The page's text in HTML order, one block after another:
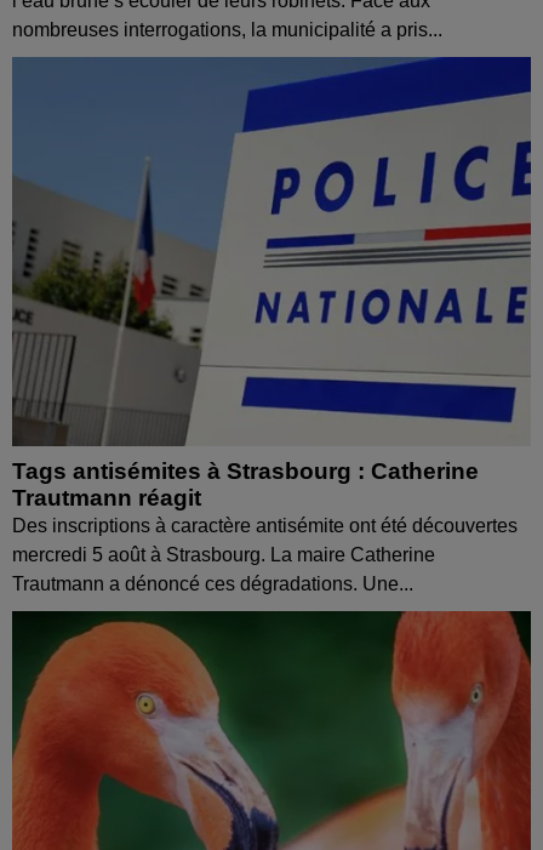
nombreuses interrogations, la municipalité a pris...
Tags antisémites à Strasbourg : Catherine
Trautmann réagit
Des inscriptions à caractère antisémite ont été découvertes
mercredi 5 août à Strasbourg. La maire Catherine
Trautmann a dénoncé ces dégradations. Une...